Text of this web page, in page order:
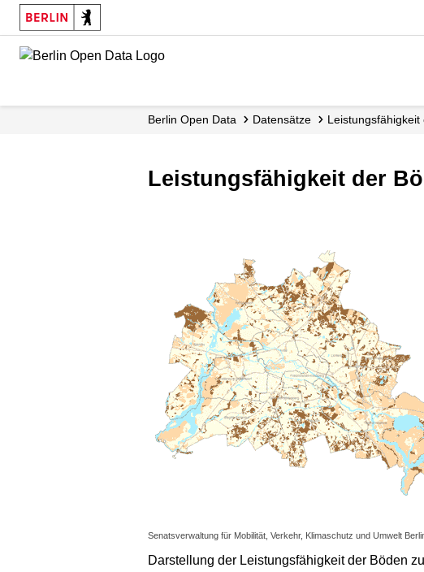
Skip
main
Berlin Open Data Datensätze
Leistungsfähigkeit der
Senatsverwaltung für Mobilität, Verkehr, Klimaschutz und Umwelt
Darstellung der Leistungsfähigkeit der Böden